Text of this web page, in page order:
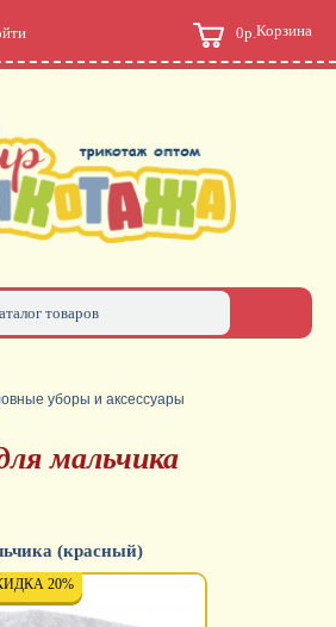
Корзина
0р.
товаров
уборы и аксессуары
мальчика
(красный)
20%